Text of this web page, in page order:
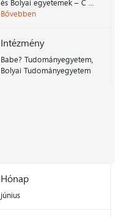
és Bolyai egyetemek – C ...
Bővebben
Intézmény
Babe? Tudományegyetem,
Bolyai Tudományegyetem
Hónap
június